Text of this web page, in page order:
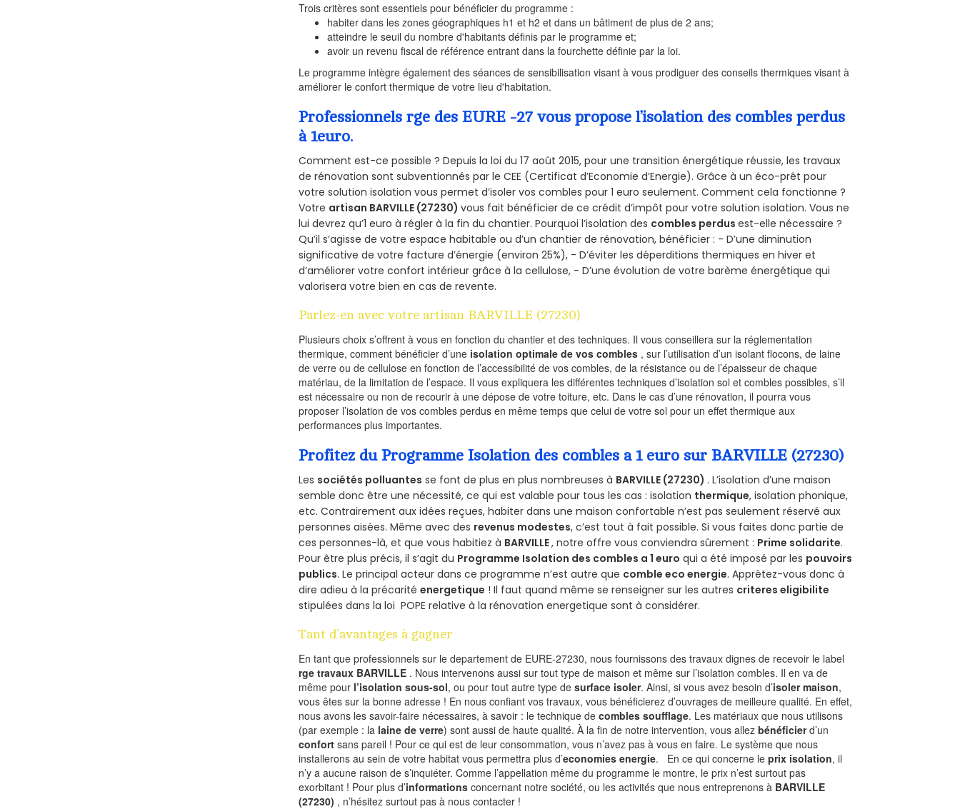
Trois critères sont essentiels pour bénéficier du programme :
habiter dans les zones géographiques h1 et h2 et dans un bâtiment de plus de 2 ans;
atteindre le seuil du nombre d'habitants définis par le programme et;
avoir un revenu fiscal de référence entrant dans la fourchette définie par la loi.
Le programme intègre également des séances de sensibilisation visant à vous prodiguer des conseils thermiques visant à
améliorer le confort thermique de votre lieu d'habitation.
Professionnels rge des EURE -27 vous propose l’isolation des combles perdus
à 1euro.
Comment est-ce possible ? Depuis la loi du 17 août 2015, pour une transition énergétique réussie, les travaux
de rénovation sont subventionnés par le CEE (Certificat d’Economie d’Energie). Grâce à un éco-prêt pour
votre solution isolation vous permet d’isoler vos combles pour 1 euro seulement. Comment cela fonctionne ?
Votre artisan BARVILLE (27230)vous fait bénéficier de ce crédit d’impôt pour votre solution isolation. Vous ne
lui devrez qu’1 euro à régler à la fin du chantier. Pourquoi l’isolation des combles perdusest-elle nécessaire ?
Qu’il s’agisse de votre espace habitable ou d’un chantier de rénovation, bénéficier : - D’une diminution
significative de votre facture d’énergie (environ 25%), - D’éviter les déperditions thermiques en hiver et
d’améliorer votre confort intérieur grâce à la cellulose, - D’une évolution de votre barème énergétique qui
valorisera votre bien en cas de revente.
Parlez-en avec votre artisan BARVILLE (27230)
Plusieurs choix s’offrent à vous en fonction du chantier et des techniques. Il vous conseillera sur la réglementation
thermique, comment bénéficier d’une isolation optimale de vos combles , sur l’utilisation d’un isolant flocons, de laine
de verre ou de cellulose en fonction de l’accessibilité de vos combles, de la résistance ou de l’épaisseur de chaque
matériau, de la limitation de l’espace. Il vous expliquera les différentes techniques d’isolation sol et combles possibles, s’il
est nécessaire ou non de recourir à une dépose de votre toiture, etc. Dans le cas d’une rénovation, il pourra vous
proposer l’isolation de vos combles perdus en même temps que celui de votre sol pour un effet thermique aux
performances plus importantes.
Profitez du Programme Isolation des combles a 1 euro sur BARVILLE (27230)
Les sociétés polluantes se font de plus en plus nombreuses à BARVILLE (27230) . L’isolation d’une maison
semble donc être une nécessité, ce qui est valable pour tous les cas : isolation thermique, isolation phonique,
etc. Contrairement aux idées reçues, habiter dans une maison confortable n’est pas seulement réservé aux
personnes aisées. Même avec des revenus modestes, c’est tout à fait possible. Si vous faites donc partie de
ces personnes-là, et que vous habitiez à BARVILLE, notre offre vous conviendra sûrement : Prime solidarite.
Pour être plus précis, il s’agit du Programme Isolation des combles a 1 euro qui a été imposé par les pouvoirs
publics. Le principal acteur dans ce programme n’est autre que comble eco energie. Apprêtez-vous donc à
dire adieu à la précaritéenergetique ! Il faut quand même se renseigner sur les autres criteres eligibilite
stipulées dans la loi POPE relative à la rénovation energetique sont à considérer.
Tant d’avantages à gagner
En tant que professionnels sur le departement de EURE-27230, nous fournissons des travaux dignes de recevoir le label
rge travaux BARVILLE . Nous intervenons aussi sur tout type de maison et même sur l’isolation combles. Il en va de
même pour l’isolation sous-sol, ou pour tout autre type desurface isoler. Ainsi, si vous avez besoin d’isoler maison,
vous êtes sur la bonne adresse ! En nous confiant vos travaux, vous bénéficierez d’ouvrages de meilleure qualité. En effet,
nous avons les savoir-faire nécessaires, à savoir : le technique decombles soufflage. Les matériaux que nous utilisons
(par exemple : la laine de verre) sont aussi de haute qualité. À la fin de notre intervention, vous allezbénéficierd’un
confort sans pareil ! Pour ce qui est de leur consommation, vous n’avez pas à vous en faire. Le système que nous
installerons au sein de votre habitat vous permettra plus d’economies energie. En ce qui concerne leprix isolation, il
n’y a aucune raison de s’inquiéter. Comme l’appellation même du programme le montre, le prix n’est surtout pas
exorbitant ! Pour plus d’informations concernant notre société, ou les activités que nous entreprenons à BARVILLE
(27230) , n’hésitez surtout pas à nous contacter !